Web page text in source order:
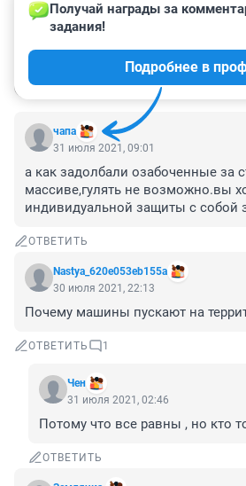
чапа
Получай награды за
задания!
Подробнее в
31 июля 2021, 09:01
а как задолбали озабоченные за
массиве,гулять не возможно.вы
индивидуальной защиты с собой
ОТВЕТИТЬ
Nastya_620e053eb155a
30 июля 2021, 22:13
Почему машины пускают на
ОТВЕТИТЬ 1
Чен
31 июля 2021, 02:46
Потому что все равны , но кто
ОТВЕТИТЬ